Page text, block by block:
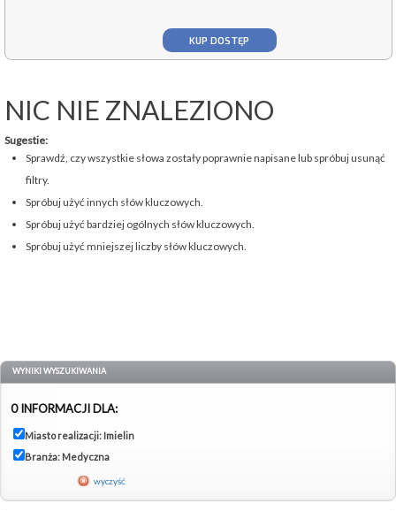
KUP DOSTĘP
NIC NIE ZNALEZIONO
Sugestie:
Sprawdź, czy wszystkie słowa zostały poprawnie napisane lub spróbuj usunąć
filtry.
Spróbuj użyć innych słów kluczowych.
Spróbuj użyć bardziej ogólnych słów kluczowych.
Spróbuj użyć mniejszej liczby słów kluczowych.
WYNIKI WYSZUKIWANIA
0 INFORMACJI DLA:
Miasto realizacji: Imielin
Branża: Medyczna
wyczyść